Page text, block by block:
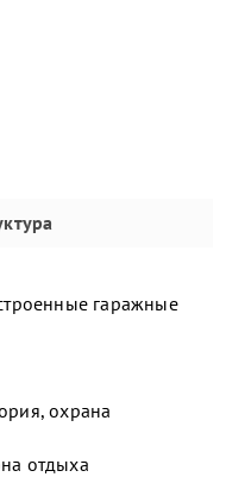
гаражные
охрана
отдыха